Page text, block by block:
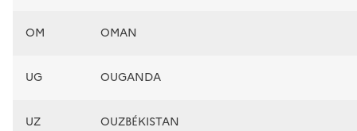
OM OMAN
UG OUGANDA
UZ OUZBÉKISTAN